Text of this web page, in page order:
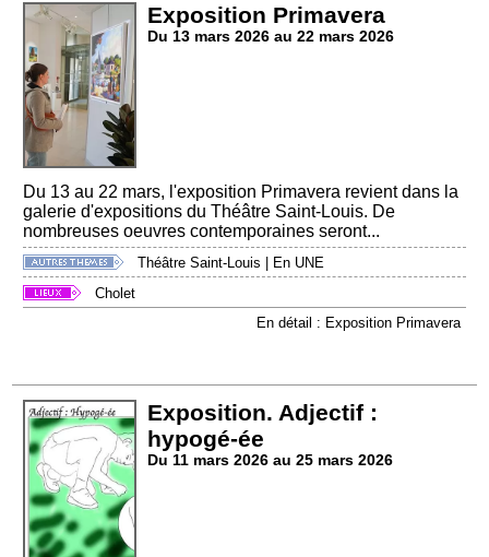
Exposition Primavera
Du 13 mars 2026 au 22 mars 2026
Du 13 au 22 mars, l'exposition Primavera revient dans la
galerie d'expositions du Théâtre Saint-Louis. De
nombreuses oeuvres contemporaines seront...
Théâtre Saint-Louis
En UNE
Cholet
En détail : Exposition Primavera
Exposition. Adjectif :
hypogé-ée
Du 11 mars 2026 au 25 mars 2026